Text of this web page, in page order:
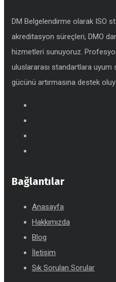
DM Belgelendirme olarak ISO
akreditasyon süreçleri, DMO
hizmetleri sunuyoruz.
uluslararası standartlara uyum
gücünü artırmasına destek
Bağlantılar
Anasayfa
Hakkımızda
Blog
İletişim
Sık Sorulan Sorular